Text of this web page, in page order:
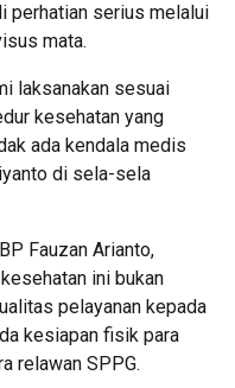
perhatian serius melalui
mata.
laksanakan sesuai
kesehatan yang
ada kendala medis
di sela-sela
Fauzan Arianto,
ini bukan
pelayanan kepada
kesiapan fisik para
relawan SPPG.